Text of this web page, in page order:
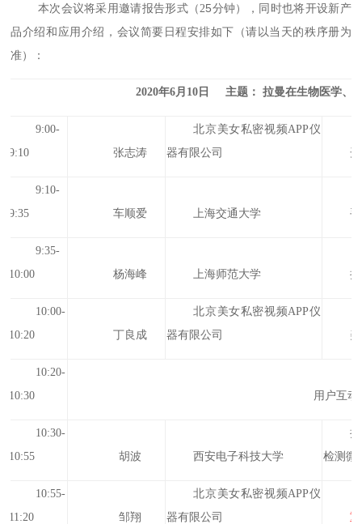
本次会议将采用邀请报告形式（25分钟），同时也将开设新产
品介绍和应用介绍，会议简要日程安排如下（请以当天的秩序册为
准）：
2020年6月10日 主题： 拉曼在生物医学、
9:00-
9:10
张志涛
北京美女私密视频APP仪
器有限公司
9:10-
9:35
车顺爱 上海交通大学
9:35-
10:00
杨海峰 上海师范大学
10:00-
10:20
丁良成
北京美女私密视频APP仪
器有限公司
10:20-
10:30
用户互动
10:30-
10:55
胡波 西安电子科技大学
检测微
10:55-
11:20
邹翔
北京美女私密视频APP仪
器有限公司